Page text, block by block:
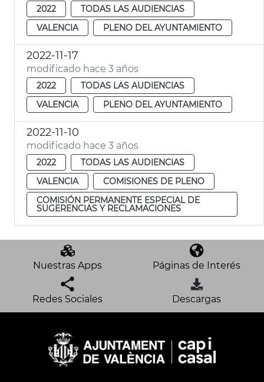
2022
TODAS LAS AUDIENCIAS
VALENCIA
PLENO DEL AYUNTAMIENTO
2022-11-17
modificado hace 3 años
2022
TODAS LAS AUDIENCIAS
VALENCIA
PLENO DEL AYUNTAMIENTO
2022-11-10
modificado hace 3 años
2022
TODAS LAS AUDIENCIAS
VALENCIA
COMISIONES DE PLENO
COMISIÓN PERMANENTE ESPECIAL DE
SUGERENCIAS Y RECLAMACIONES
Nuestras Apps Páginas de Interés
Redes Sociales Descargas